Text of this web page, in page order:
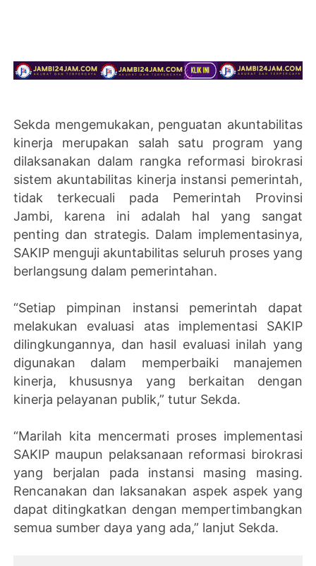
Sekda mengemukakan, penguatan akuntabilitas
kinerja merupakan salah satu program yang
dilaksanakan dalam rangka reformasi birokrasi
sistem akuntabilitas kinerja instansi pemerintah,
tidak terkecuali pada Pemerintah Provinsi
Jambi, karena ini adalah hal yang sangat
penting dan strategis. Dalam implementasinya,
SAKIP menguji akuntabilitas seluruh proses yang
berlangsung dalam pemerintahan.
“Setiap pimpinan instansi pemerintah dapat
melakukan evaluasi atas implementasi SAKIP
dilingkungannya, dan hasil evaluasi inilah yang
digunakan dalam memperbaiki manajemen
kinerja, khususnya yang berkaitan dengan
kinerja pelayanan publik,” tutur Sekda.
“Marilah kita mencermati proses implementasi
SAKIP maupun pelaksanaan reformasi birokrasi
yang berjalan pada instansi masing masing.
Rencanakan dan laksanakan aspek aspek yang
dapat ditingkatkan dengan mempertimbangkan
semua sumber daya yang ada,” lanjut Sekda.